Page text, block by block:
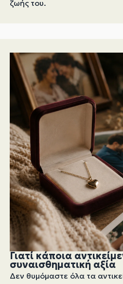
ζωής του.
Γιατί κάποια
συναισθηματική αξία
Δεν θυμόμαστε όλα τα